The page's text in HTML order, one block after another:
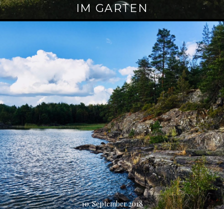
IM GARTEN
10. September 2018